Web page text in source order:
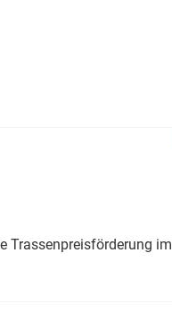
Trassenpreisförderung im